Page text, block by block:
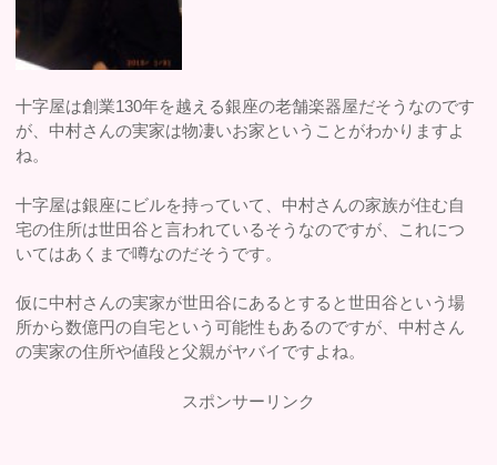
十字屋は創業130年を越える銀座の老舗楽器屋だそうなのです
が、中村さんの実家は物凄いお家ということがわかりますよ
ね。
十字屋は銀座にビルを持っていて、中村さんの家族が住む自
宅の住所は世田谷と言われているそうなのですが、これにつ
いてはあくまで噂なのだそうです。
仮に中村さんの実家が世田谷にあるとすると世田谷という場
所から数億円の自宅という可能性もあるのですが、中村さん
の実家の住所や値段と父親がヤバイですよね。
スポンサーリンク